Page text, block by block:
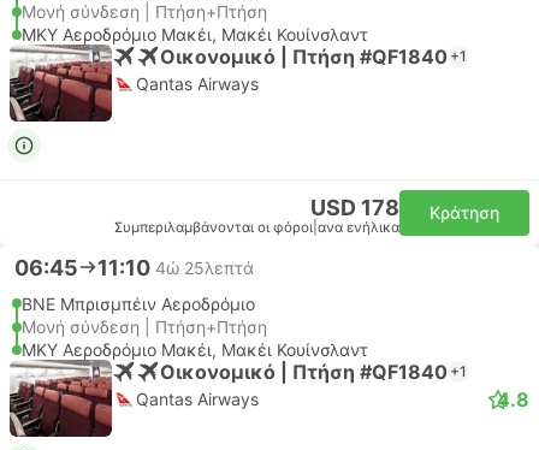
Μονή σύνδεση | Πτήση+Πτήση
MKY Αεροδρόμιο Μακέι, Μακέι Κουίνσλαντ
Οικονομικό | Πτήση #QF1840 +1
Qantas Airways
USD 178
Συμπεριλαμβάνονται οι φόροι ανα ενήλικα
Κράτηση
06:45 11:10 4ώ 25λεπτά
BNE Μπρισμπέιν Αεροδρόμιο
Μονή σύνδεση | Πτήση+Πτήση
MKY Αεροδρόμιο Μακέι, Μακέι Κουίνσλαντ
Οικονομικό | Πτήση #QF1840 +1
Qantas Airways 4.8